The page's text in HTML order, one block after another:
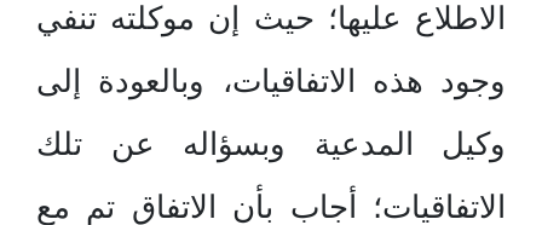
الاطلاع عليها؛ حيث إن موكلته تنفي
وجود هذه الاتفاقيات، وبالعودة إلى
وكيل المدعية وبسؤاله عن تلك
الاتفاقيات؛ أجاب بأن الاتفاق تم مع